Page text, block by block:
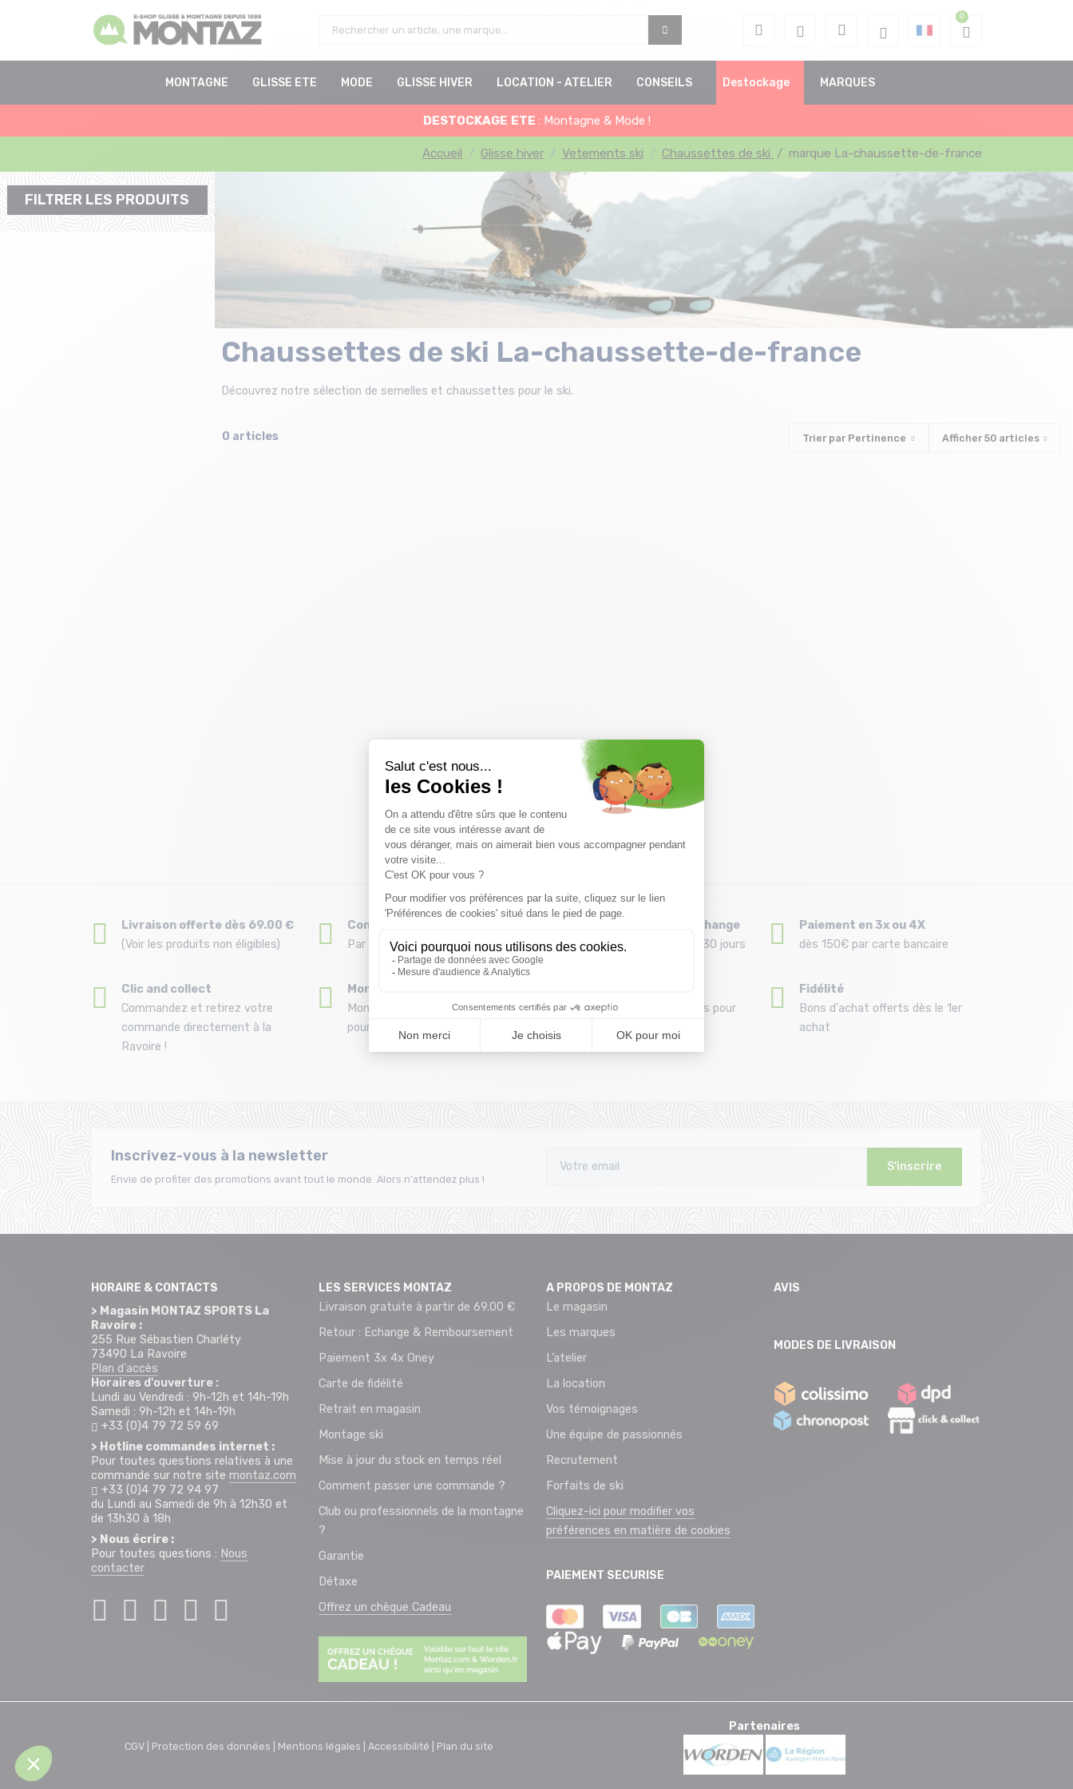
MONTAGNE GLISSE ETE MODE GLISSE HIVER LOCATION - ATELIER CONSEILS Destockage MARQUES
DESTOCKAGE ETE : Montagne & Mode !
Accueil Glisse hiver Vetements ski Chaussettes de ski / marque La-chaussette-de-france
FILTRER LES PRODUITS
Chaussettes de ski La-chaussette-de-france
Découvrez notre sélection de semelles et chaussettes pour le ski.
0 articles Trier par Pertinence Afficher50articles
Livraison offerte dès 69.00 €
(Voir les produits non éligibles)
Conseils
Par téléphone au 04 79 72 59 69
Remboursement et échange
Délai de rétractation de 30 jours
Paiement en 3x ou 4X
dès 150€ par carte bancaire
Clic and collect
Commandez et retirez votre
commande directement à la
Ravoire !
Montage de vos skis
Montage gratuit des fixations
pour l’achat d'un pack
Une équipe de passionnés pour
Fidélité
Bons d'achat offerts dès le 1er
achat
Inscrivez-vous à la newsletter
Envie de profiter des promotions avant tout le monde. Alors n'attendez plus !
S'inscrire
HORAIRE & CONTACTS
> Magasin MONTAZ SPORTS La
Ravoire :
255 Rue Sébastien Charléty
73490 La Ravoire
Plan d'accès
Horaires d'ouverture :
Lundi au Vendredi : 9h-12h et 14h-19h
Samedi : 9h-12h et 14h-19h
+33 (0)4 79 72 59 69
> Hotline commandes internet :
Pour toutes questions relatives à une
commande sur notre site montaz.com
+33 (0)4 79 72 94 97
du Lundi au Samedi de 9h à 12h30 et
de 13h30 à 18h
> Nous écrire :
Pour toutes questions : Nous
contacter
LES SERVICES MONTAZ
Livraison gratuite à partir de 69.00 €
Retour : Echange & Remboursement
Paiement 3x 4x Oney
Carte de fidélité
Retrait en magasin
Montage ski
Mise à jour du stock en temps réel
Comment passer une commande ?
Club ou professionnels de la montagne
?
Garantie
Détaxe
Offrez un chèque Cadeau
A PROPOS DE MONTAZ
Le magasin
Les marques
L’atelier
La location
Vos témoignages
Une équipe de passionnés
Recrutement
Forfaits de ski
Cliquez-ici pour modifier vos
préférences en matière de cookies
PAIEMENT SECURISE
AVIS
MODES DE LIVRAISON
CGV | Protection des données | Mentions légales | Accessibilité | Plan du site
Partenaires